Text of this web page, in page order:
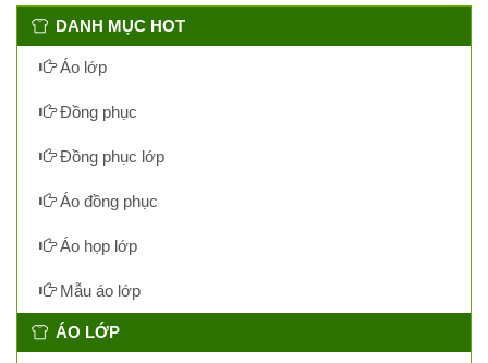
DANH MỤC HOT
Áo lớp
Đồng phục
Đồng phục lớp
Áo đồng phục
Áo họp lớp
Mẫu áo lớp
ÁO LỚP